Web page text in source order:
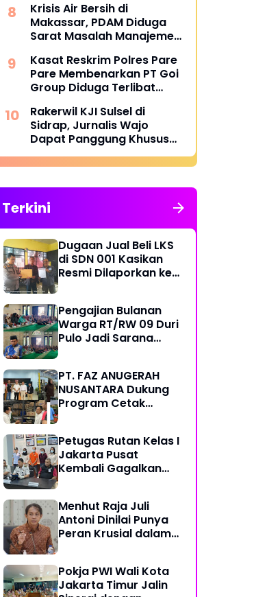
Resmi Dilantik Ketua BPC
HIPMI Makassar
Krisis Air Bersih di
Makassar, PDAM Diduga
Sarat Masalah Manajemen
Kasat Reskrim Polres Pare
Pare Membenarkan PT Goi
Group Diduga Terlibat
Bersubsidi, Mobil Tangki
Diamankan di Polres Pare
pare
Rakerwil KJI Sulsel di
Sidrap, Jurnalis Wajo
Dapat Panggung Khusus
dari Edy Basri
Terkini
Dugaan Jual Beli LKS
di SDN 001 Kasikan
Resmi Dilaporkan ke
Metroterkini.id Desak
Usut Kasus Ini
Pengajian Bulanan
Warga RT/RW 09 Duri
Pulo Jadi Sarana
Kebersamaan
PT. FAZ ANUGERAH
NUSANTARA Dukung
Program Cetak
Pestisida
Petugas Rutan Kelas I
Jakarta Pusat
Kembali Gagalkan
Disembunyikan di
Pakaian Dalam
Pengunjung
Menhut Raja Juli
Antoni Dinilai Punya
Peran Krusial dalam
Hutan
Pokja PWI Wali Kota
Jakarta Timur Jalin